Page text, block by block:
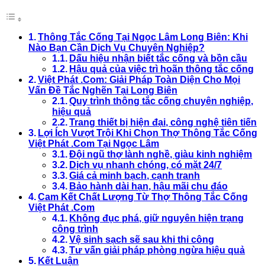
Thông Tắc Cống Tại Ngọc Lâm Long Biên: Khi
Nào Bạn Cần Dịch Vụ Chuyên Nghiệp?
Dấu hiệu nhận biết tắc cống và bồn cầu
Hậu quả của việc trì hoãn thông tắc cống
Việt Phát .Com: Giải Pháp Toàn Diện Cho Mọi
Vấn Đề Tắc Nghẽn Tại Long Biên
Quy trình thông tắc cống chuyên nghiệp,
hiệu quả
Trang thiết bị hiện đại, công nghệ tiên tiến
Lợi Ích Vượt Trội Khi Chọn Thợ Thông Tắc Cống
Việt Phát .Com Tại Ngọc Lâm
Đội ngũ thợ lành nghề, giàu kinh nghiệm
Dịch vụ nhanh chóng, có mặt 24/7
Giá cả minh bạch, cạnh tranh
Bảo hành dài hạn, hậu mãi chu đáo
Cam Kết Chất Lượng Từ Thợ Thông Tắc Cống
Việt Phát .Com
Không đục phá, giữ nguyên hiện trạng
công trình
Vệ sinh sạch sẽ sau khi thi công
Tư vấn giải pháp phòng ngừa hiệu quả
Kết Luận